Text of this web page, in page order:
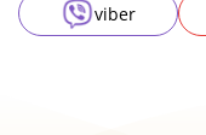
viber